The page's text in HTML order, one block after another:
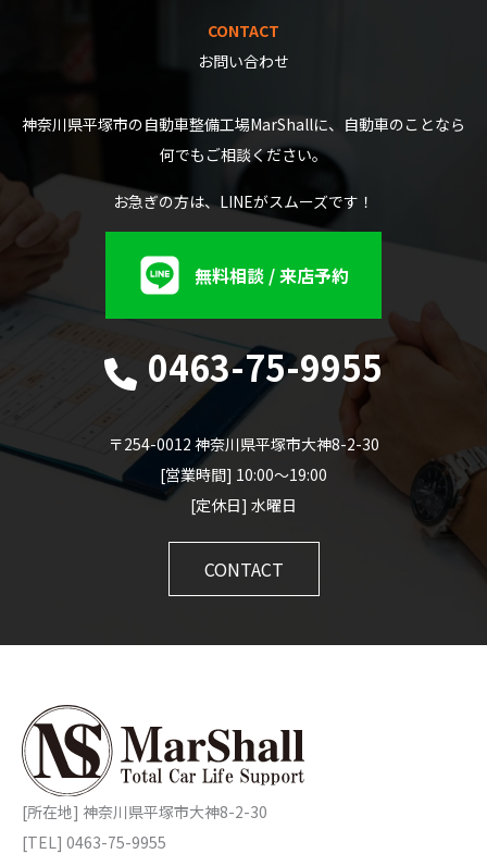
CONTACT
お問い合わせ
神奈川県平塚市の自動車整備工場MarShallに、自動車のことなら
何でもご相談ください。
お急ぎの方は、LINEがスムーズです！
無料相談 / 来店予約
0463-75-9955
〒254-0012 神奈川県平塚市大神8-2-30
[営業時間] 10:00～19:00
[定休日] 水曜日
CONTACT
[所在地] 神奈川県平塚市大神8-2-30
[TEL] 0463-75-9955